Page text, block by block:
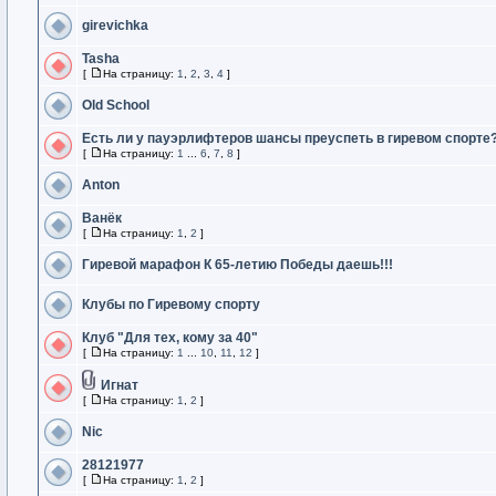
girevichka
Tasha
[ На страницу: 1 2 3 4 ]
Old School
Есть ли у пауэрлифтеров шансы преуспеть в гиревом
[ На страницу: 1 6 7 8 ]
Anton
Ванёк
[ На страницу: 1 2 ]
Гиревой марафон К 65-летию Победы даешь!!!
Клубы по Гиревому спорту
Клуб "Для тех, кому за 40"
[ На страницу: 1 10 11 12 ]
Игнат
[ На страницу: 1 2 ]
Nic
28121977
[ На страницу: 1 2 ]